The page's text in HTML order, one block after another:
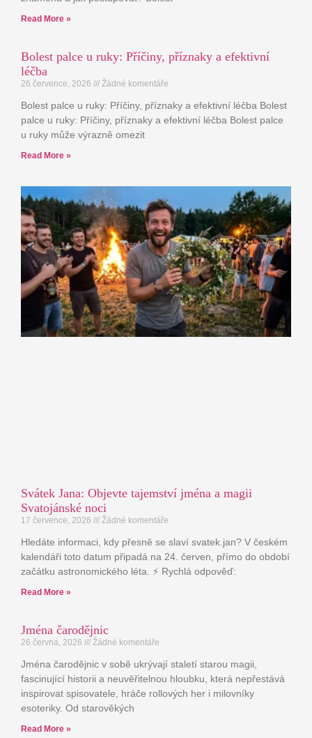
Read More »
Bolest palce u ruky: Příčiny, příznaky a efektivní
léčba
26 července, 2026 Žádné komentáře
Bolest palce u ruky: Příčiny, příznaky a efektivní léčba Bolest
palce u ruky: Příčiny, příznaky a efektivní léčba Bolest palce
u ruky může výrazně omezit
Read More »
Svátek Jana: Objevte tajemství jména a magii
Svatojánské noci
17 července, 2026 Žádné komentáře
Hledáte informaci, kdy přesně se slaví svatek.jan? V českém
kalendáři toto datum připadá na 24. červen, přímo do období
začátku astronomického léta. ⚡ Rychlá odpověď:
Read More »
Jména čarodějnic
26 června, 2026 Žádné komentáře
Jména čarodějnic v sobě ukrývají staletí starou magii,
fascinující historii a neuvěřitelnou hloubku, která nepřestává
inspirovat spisovatele, hráče rollových her i milovníky
esoteriky. Od starověkých
Read More »